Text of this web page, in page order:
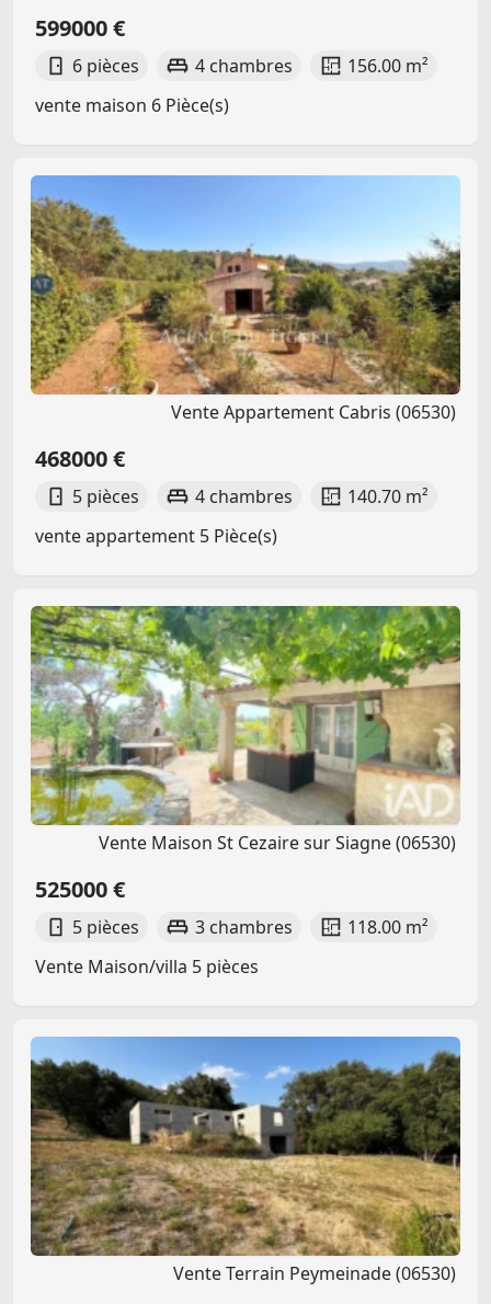
599000 €
6 pièces 4 chambres
156.00 m²
vente maison 6 Pièce(s)
Vente Appartement Cabris (06530)
468000 €
5 pièces 4 chambres
140.70 m²
vente appartement 5 Pièce(s)
Vente Maison St Cezaire sur Siagne (06530)
525000 €
5 pièces 3 chambres
118.00 m²
Vente Maison/villa 5 pièces
Vente Terrain Peymeinade (06530)